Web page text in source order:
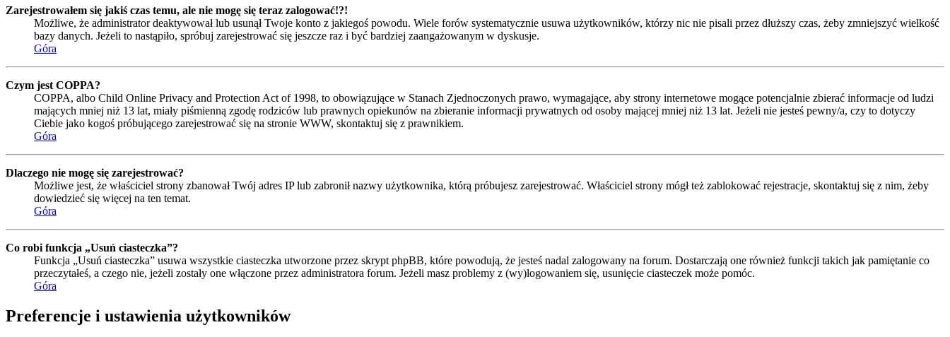
Zarejestrowałem się jakiś czas temu, ale nie mogę się teraz zalogować!?!
Możliwe, że administrator deaktywował lub usunął Twoje konto z jakiegoś powodu. Wiele forów systematycznie usuwa użytkowników, którzy nic nie pisali przez dłuższy czas, żeby zmniejszyć wielkość
bazy danych. Jeżeli to nastąpiło, spróbuj zarejestrować się jeszcze raz i być bardziej zaangażowanym w dyskusje.
Góra
Czym jest COPPA?
COPPA, albo Child Online Privacy and Protection Act of 1998, to obowiązujące w Stanach Zjednoczonych prawo, wymagające, aby strony internetowe mogące potencjalnie zbierać informacje od ludzi
mających mniej niż 13 lat, miały piśmienną zgodę rodziców lub prawnych opiekunów na zbieranie informacji prywatnych od osoby mającej mniej niż 13 lat. Jeżeli nie jesteś pewny/a, czy to dotyczy
Ciebie jako kogoś próbującego zarejestrować się na stronie WWW, skontaktuj się z prawnikiem.
Góra
Dlaczego nie mogę się zarejestrować?
Możliwe jest, że właściciel strony zbanował Twój adres IP lub zabronił nazwy użytkownika, którą próbujesz zarejestrować. Właściciel strony mógł też zablokować rejestracje, skontaktuj się z nim, żeby
dowiedzieć się więcej na ten temat.
Góra
Co robi funkcja „Usuń ciasteczka”?
Funkcja „Usuń ciasteczka” usuwa wszystkie ciasteczka utworzone przez skrypt phpBB, które powodują, że jesteś nadal zalogowany na forum. Dostarczają one również funkcji takich jak pamiętanie co
przeczytałeś, a czego nie, jeżeli zostały one włączone przez administratora forum. Jeżeli masz problemy z (wy)logowaniem się, usunięcie ciasteczek może pomóc.
Góra
Preferencje i ustawienia użytkowników